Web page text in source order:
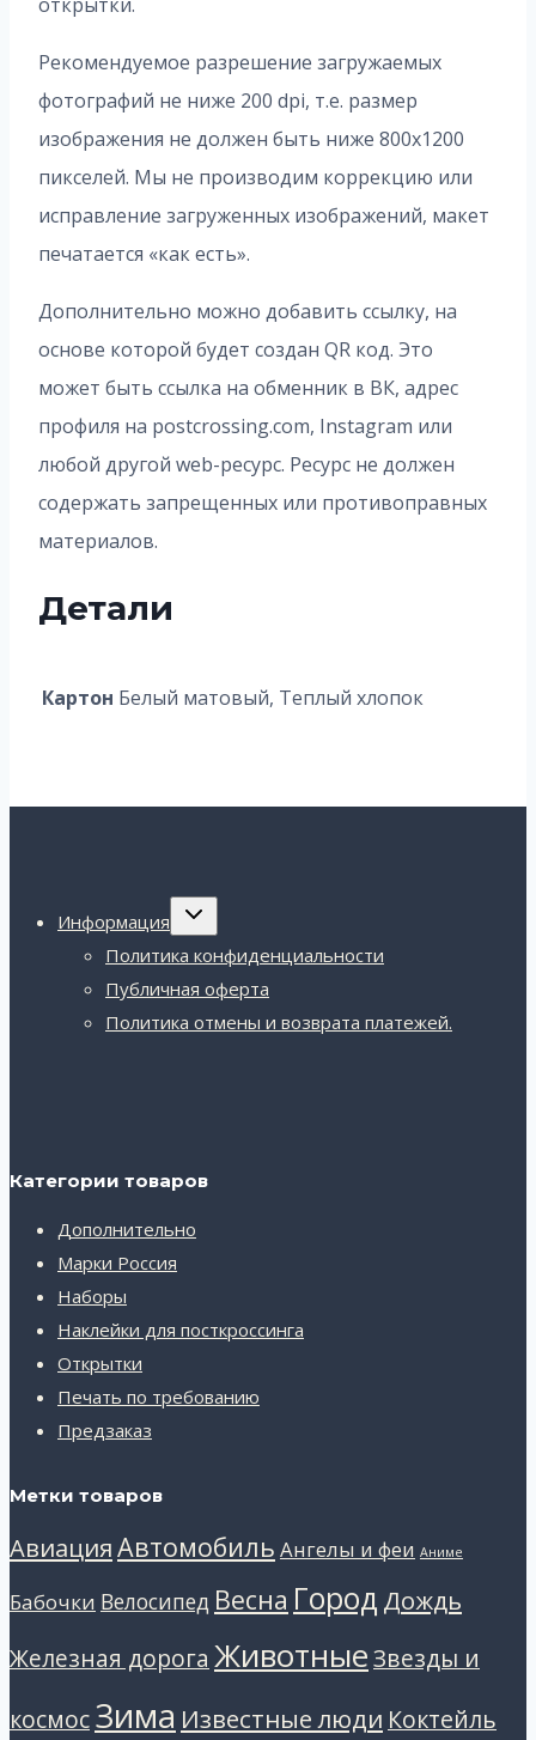
Рекомендуемое разрешение загружаемых
фотографий не ниже 200 dpi, т.е. размер
изображения не должен быть ниже 800х1200
пикселей. Мы не производим коррекцию или
исправление загруженных изображений, макет
печатается «как есть».
Дополнительно можно добавить ссылку, на
основе которой будет создан QR код. Это
может быть ссылка на обменник в ВК, адрес
профиля на postcrossing.com, Instagram или
любой другой web-ресурс. Ресурс не должен
содержать запрещенных или противоправных
материалов.
Детали
Картон Белый матовый, Теплый хлопок
Информация
Переключить
Политика конфиденциальности
Публичная оферта
Политика отмены и возврата платежей.
Категории товаров
Дополнительно
Марки Россия
Наборы
Наклейки для посткроссинга
Открытки
Печать по требованию
Предзаказ
Метки товаров
АвиацияАвтомобиль Ангелы и феи Аниме
Бабочки Велосипед Весна Город Дождь
Железная дорога ЖивотныеЗвезды и
космосЗима Известные люди Коктейль